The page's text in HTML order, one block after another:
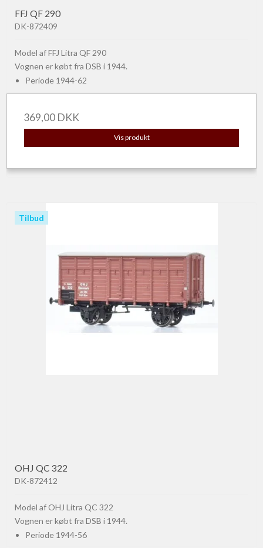
FFJ QF 290
DK-872409
Model af FFJ Litra QF 290
Vognen er købt fra DSB i 1944.
Periode 1944-62
369,00 DKK
Vis produkt
Tilbud
OHJ QC 322
DK-872412
Model af OHJ Litra QC 322
Vognen er købt fra DSB i 1944.
Periode 1944-56